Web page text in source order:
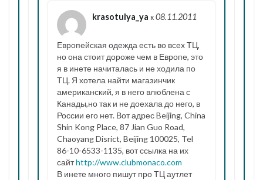
krasotulya_ya к08.11.2011
Европейская одежда есть во всех ТЦ,
но она стоит дороже чем в Европе, это
я в инете начиталась и не ходила по
ТЦ. Я хотела найти магазинчик
американский, я в него влюблена с
Канады,но так и не доехала до него, в
России его нет. Вот адрес Beijing, China
Shin Kong Place, 87 Jian Guo Road,
Chaoyang Disrict, Beijing 100025, Tel
86-10-6533-1135, вот ссылка на их
сайтhttp://www.clubmonaco.com
В инете много пишут про ТЦ аутлет